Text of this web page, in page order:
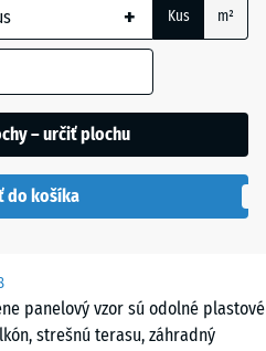
panelový vzor sú odolné plastové
strešnú terasu, záhradný
+ Kus m²
– určiť plochu
do košíka